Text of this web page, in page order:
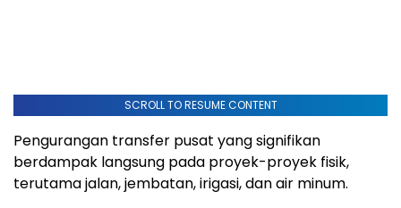
SCROLL TO RESUME CONTENT
Pengurangan transfer pusat yang signifikan
berdampak langsung pada proyek-proyek fisik,
terutama jalan, jembatan, irigasi, dan air minum.